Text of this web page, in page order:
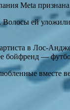
Meta
Волосы ей
в Лос-
бойфренд —
вместе